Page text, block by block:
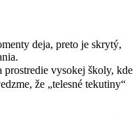
deja, preto je skrytý,
prostredie vysokej školy, kde
že „telesné tekutiny“